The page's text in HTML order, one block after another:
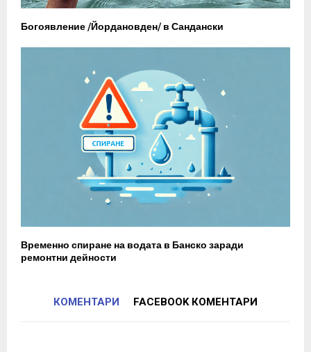
Богоявление /Йордановден/ в Сандански
Временно спиране на водата в Банско заради
ремонтни дейности
КОМЕНТАРИ FACEBOOK КОМЕНТАРИ